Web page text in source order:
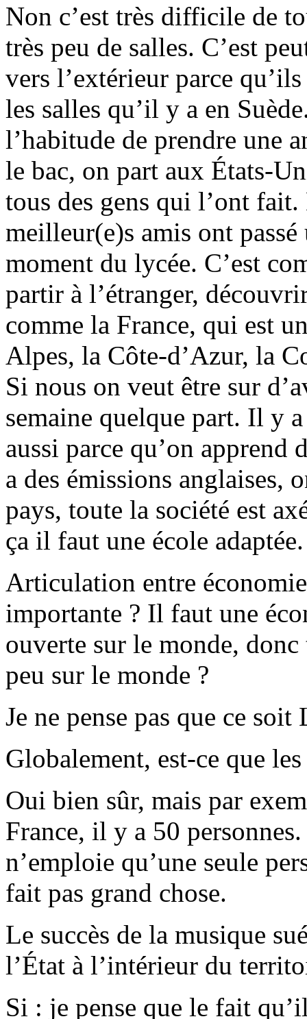
Non c’est très difficile de
très peu de salles. C’est
vers l’extérieur parce
les salles qu’il y a en
l’habitude de prendre une
le bac, on part aux États-
tous des gens qui l’ont
meilleur(e)s amis ont
moment du lycée. C’est
partir à l’étranger,
comme la France, qui est
Alpes, la Côte-d’Azur, la
Si nous on veut être sur
semaine quelque part. Il y
aussi parce qu’on apprend
a des émissions anglaises,
pays, toute la société est
ça il faut une école adaptée.
Articulation entre
importante ? Il faut une
ouverte sur le monde,
peu sur le monde ?
Je ne pense pas que ce
Globalement, est-ce que
Oui bien sûr, mais par
France, il y a 50
n’emploie qu’une seule
fait pas grand chose.
Le succès de la musique
l’État à l’intérieur du
Si : je pense que le fait